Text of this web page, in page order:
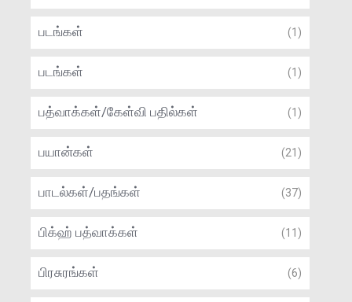
படங்கள் (1)
படங்கள் (1)
பத்வாக்கள்/கேள்வி பதில்கள் (1)
பயான்கள் (21)
பாடல்கள்/பதங்கள் (37)
பிக்ஹ் பத்வாக்கள் (11)
பிரசுரங்கள் (6)